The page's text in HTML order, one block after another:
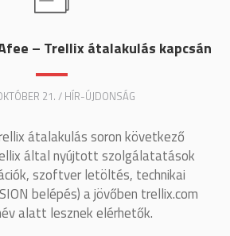
– Trellix átalakulás kapcsán
21. / HÍR-ÚJDONSÁG
átalakulás soron következő
által nyújtott szolgálatatások
szoftver letöltés, technikai
belépés) a jövőben trellix.com
alatt lesznek elérhetők.